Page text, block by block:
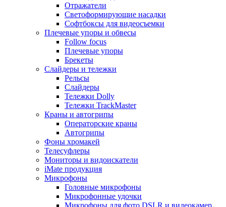
Отражатели
Светоформирующие насадки
Софтбоксы для видеосъемки
Плечевые упоры и обвесы
Follow focus
Плечевые упоры
Брекеты
Слайдеры и тележки
Рельсы
Слайдеры
Тележки Dolly
Тележки TrackMaster
Краны и автогрипы
Операторские краны
Автогрипы
Фоны хромакей
Телесуфлеры
Мониторы и видоискатели
iMate продукция
Микрофоны
Головные микрофоны
Микрофонные удочки
Микрофоны для фото DSLR и видеокамер